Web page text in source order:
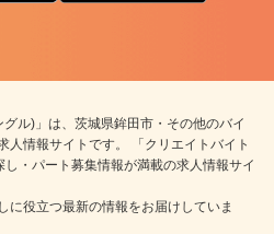
グル)」は、茨城県鉾田市・その他のバイ
人情報サイトです。 「クリエイトバイト
・パート募集情報が満載の求人情報サイ
に役立つ最新の情報をお届けしていま